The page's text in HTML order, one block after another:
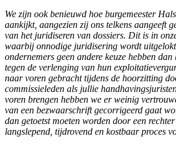
We zijn ook benieuwd hoe burgemeester
aankijkt, aangezien zij ons telkens aangeeft
van het juridiseren van dossiers. Dit is in
waarbij onnodige juridisering wordt
ondernemers geen andere keuze hebben
tegen de verlenging van hun
naar voren gebracht tijdens de hoorzitting
commissieleden als jullie
voren brengen hebben we er weinig
van een bezwaarschrift gecorrigeerd gaat
dan getoetst moeten worden door een
langslepend, tijdrovend en kostbaar proces